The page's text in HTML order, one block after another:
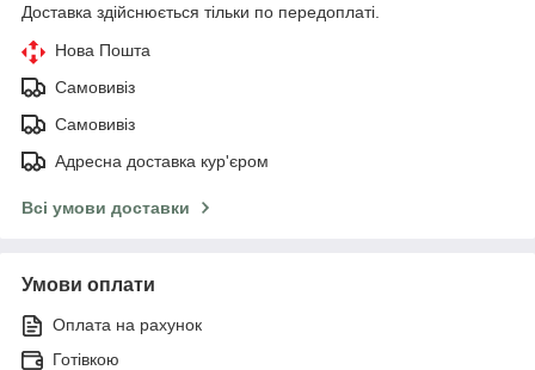
Доставка здійснюється тільки по передоплаті.
Нова Пошта
Самовивіз
Самовивіз
Адресна доставка кур'єром
Всі умови доставки
Умови оплати
Оплата на рахунок
Готівкою